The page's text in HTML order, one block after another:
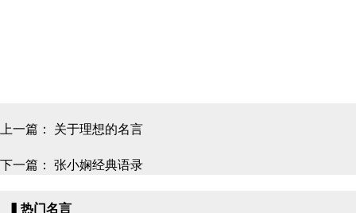
上一篇： 关于理想的名言
下一篇： 张小娴经典语录
▍热门名言